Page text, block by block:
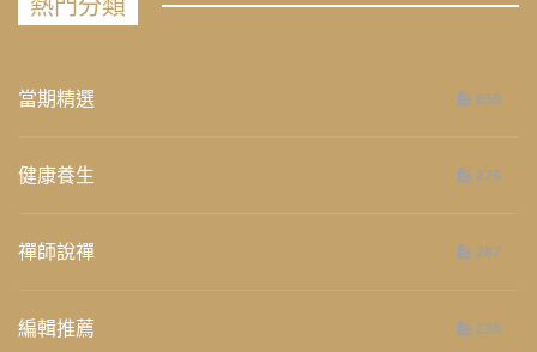
熱門分類
當期精選 658
健康養生 276
禪師說禪 267
編輯推薦 236